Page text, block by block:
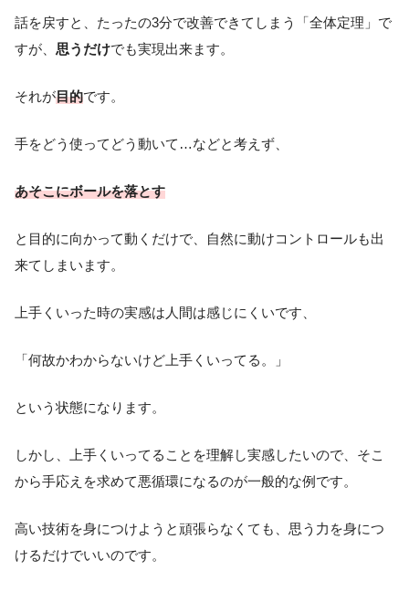
話を戻すと、たったの3分で改善できてしまう「全体定理」で
すが、 思うだけでも実現出来ます。
それが目的です。
手をどう使ってどう動いて…などと考えず、
あそこにボールを落とす
と目的に向かって動くだけで、自然に動けコントロールも出
来てしまいます。
上手くいった時の実感は人間は感じにくいです、
「何故かわからないけど上手くいってる。」
という状態になります。
しかし、上手くいってることを理解し実感したいので、そこ
から手応えを求めて悪循環になるのが一般的な例です。
高い技術を身につけようと頑張らなくても、思う力を身につ
けるだけでいいのです。